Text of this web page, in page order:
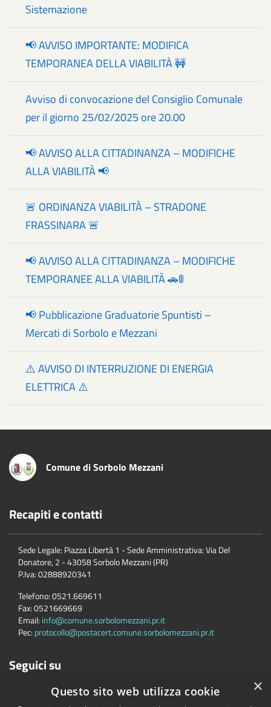
Sistemazione
📢 AVVISO IMPORTANTE: MODIFICA
TEMPORANEA DELLA VIABILITÀ 🚧
Avviso di convocazione del Consiglio Comunale
per il giorno 25/02/2025 ore 20.00
📢 AVVISO ALLA CITTADINANZA – MODIFICHE
ALLA VIABILITÀ 📢
🚨 ORDINANZA VIABILITÀ – STRADONE
FRASSINARA 🚨
📢 AVVISO ALLA CITTADINANZA – MODIFICHE
TEMPORANEE ALLA VIABILITÀ 🚗🚦
📢 Pubblicazione Graduatorie Spuntisti –
Mercati di Sorbolo e Mezzani
⚠️ AVVISO DI INTERRUZIONE DI ENERGIA
ELETTRICA ⚠️
Comune di Sorbolo Mezzani
Recapiti e contatti
Sede Legale: Piazza Libertà 1 - Sede Amministrativa: Via Del
Donatore, 2 - 43058 Sorbolo Mezzani (PR)
P.Iva:02888920341
Telefono:0521.669611
Fax:0521669669
Email: info@comune.sorbolomezzani.pr.it
Pec: protocollo@postacert.comune.sorbolomezzani.pr.it
Seguici su
×
Questo sito web utilizza cookie